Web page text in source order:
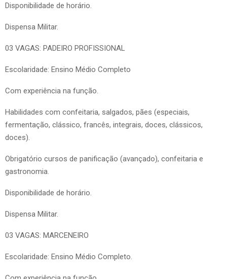
Disponibilidade de horário.
Dispensa Militar.
03 VAGAS: PADEIRO PROFISSIONAL
Escolaridade: Ensino Médio Completo
Com experiência na função.
Habilidades com confeitaria, salgados, pães (especiais,
fermentação, clássico, francês, integrais, doces, clássicos,
doces).
Obrigatório cursos de panificação (avançado), confeitaria e
gastronomia.
Disponibilidade de horário.
Dispensa Militar.
03 VAGAS: MARCENEIRO
Escolaridade: Ensino Médio Completo.